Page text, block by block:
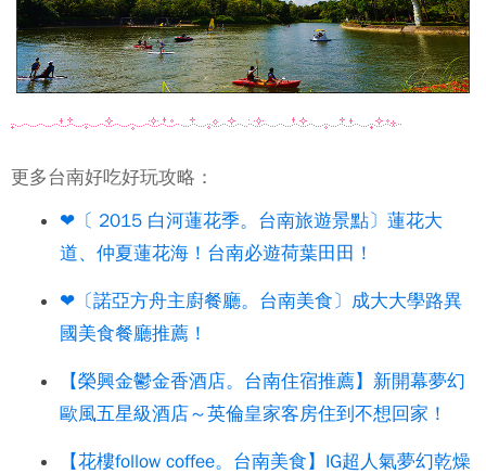
更多台南好吃好玩攻略：
❤〔 2015 白河蓮花季。台南旅遊景點〕蓮花大
道、仲夏蓮花海！台南必遊荷葉田田！
❤〔諾亞方舟主廚餐廳。台南美食〕成大大學路異
國美食餐廳推薦！
【榮興金鬱金香酒店。台南住宿推薦】新開幕夢幻
歐風五星級酒店～英倫皇家客房住到不想回家！
【花樓follow coffee。台南美食】IG超人氣夢幻乾燥